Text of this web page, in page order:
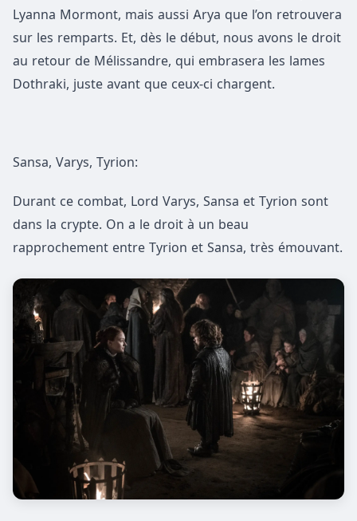
Lyanna Mormont, mais aussi Arya que l’on retrouvera
sur les remparts. Et, dès le début, nous avons le droit
au retour de Mélissandre, qui embrasera les lames
Dothraki, juste avant que ceux-ci chargent.
Sansa, Varys, Tyrion:
Durant ce combat, Lord Varys, Sansa et Tyrion sont
dans la crypte. On a le droit à un beau
rapprochement entre Tyrion et Sansa, très émouvant.